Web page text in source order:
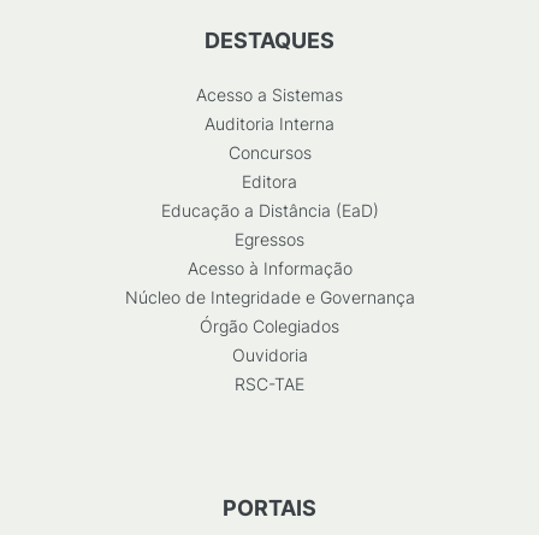
DESTAQUES
Acesso a Sistemas
Auditoria Interna
Concursos
Editora
Educação a Distância (EaD)
Egressos
Acesso à Informação
Núcleo de Integridade e Governança
Órgão Colegiados
Ouvidoria
RSC-TAE
PORTAIS